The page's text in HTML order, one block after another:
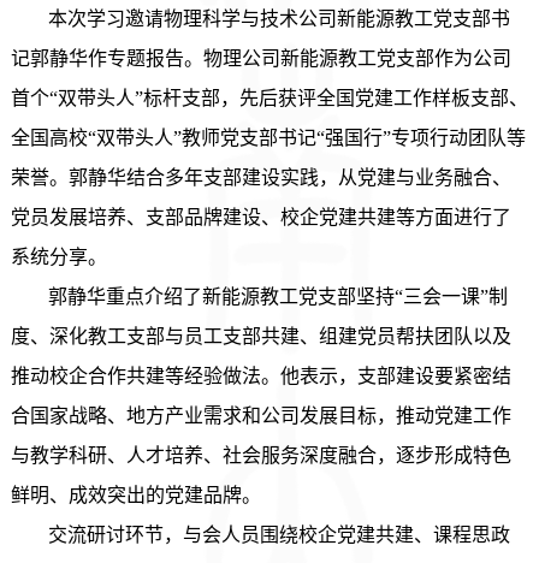
本次学习邀请物理科学与技术公司新能源教工党支部书
记郭静华作专题报告。 物理公司新能源教工党支部作为公司
首个“双带头人”标杆支部，先后获评全国党建工作样板支部、
全国 高校“双带头人”教师党支部书记“强国行”专项行动团队等
荣誉。郭静华结合多年支部建设实践，从党建与业务融合、
党员发展培养、支部品牌建设、校企党建共建等方面进行了
系统分享。
郭静华重点介绍了新能源教工党支部坚持“三会一课”制
度、深化教工支部与员工支部共建、组建党员帮扶团队以及
推动校企合作共建等经验做法。 他表示，支部建设要紧密结
合国家战略、地方产业需求和公司发展目标，推动党建工作
与教学科研、人才培养、社会服务深度融合，逐步形成特色
鲜明、成效突出的党建品牌。
交流研讨环节，与会人员围绕校企党建共建、课程思政